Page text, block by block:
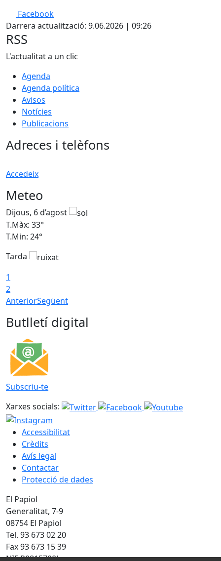
Facebook
Darrera actualització: 9.06.2026 | 09:26
RSS
L'actualitat a un clic
Agenda
Agenda política
Avisos
Notícies
Publicacions
Adreces i telèfons
Accedeix
Meteo
Dijous, 6 d’agost
T.Màx: 33°
T.Min: 24°
Tarda
1
2
AnteriorSegüent
Butlletí digital
Subscriu-te
Xarxes socials:
Accessibilitat
Crèdits
Avís legal
Contactar
Protecció de dades
El Papiol
Generalitat, 7-9
08754 El Papiol
Tel. 93 673 02 20
Fax 93 673 15 39
NIF P0815700J